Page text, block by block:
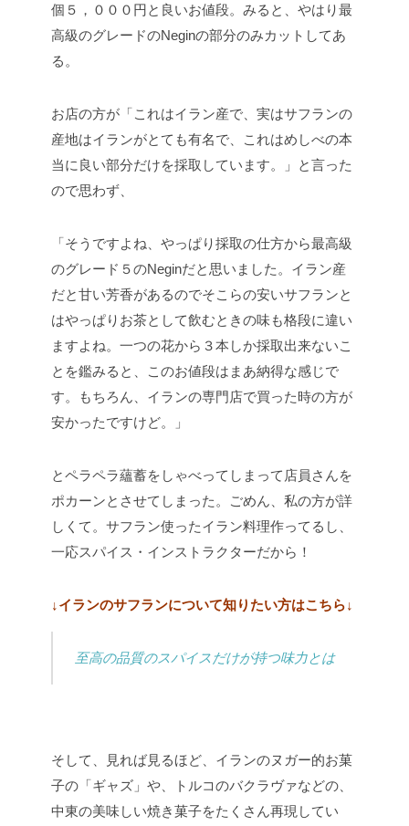
個５，０００円と良いお値段。みると、やはり最
高級のグレードのNeginの部分のみカットしてあ
る。
お店の方が「これはイラン産で、実はサフランの
産地はイランがとても有名で、これはめしべの本
当に良い部分だけを採取しています。」と言った
ので思わず、
「そうですよね、やっぱり採取の仕方から最高級
のグレード５のNeginだと思いました。イラン産
だと甘い芳香があるのでそこらの安いサフランと
はやっぱりお茶として飲むときの味も格段に違い
ますよね。一つの花から３本しか採取出来ないこ
とを鑑みると、このお値段はまあ納得な感じで
す。もちろん、イランの専門店で買った時の方が
安かったですけど。」
とペラペラ蘊蓄をしゃべってしまって店員さんを
ポカーンとさせてしまった。ごめん、私の方が詳
しくて。サフラン使ったイラン料理作ってるし、
一応スパイス・インストラクターだから！
↓イランのサフランについて知りたい方はこちら↓
至高の品質のスパイスだけが持つ味力とは
そして、見れば見るほど、イランのヌガー的お菓
子の「ギャズ」や、トルコのバクラヴァなどの、
中東の美味しい焼き菓子をたくさん再現してい